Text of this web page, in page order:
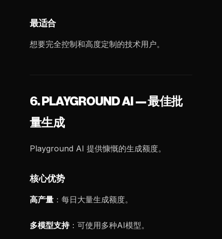
最适合
想要完全控制和高度定制的技术用户。
6. PLAYGROUND AI — 最佳批
量生成
Playground AI 提供慷慨的生成额度。
核心优势
高产量 ：每日大量生成额度。
多模型支持：可使用多种AI模型。